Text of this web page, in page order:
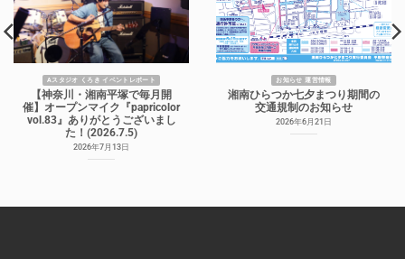
Aスタジオ くろき イベントレポート
【神奈川・湘南平塚で毎月開
催】オープンマイク『papricolor
vol.83』ありがとうございまし
た！(2026.7.5)
2026年7月13日
お知らせ 運営情報
湘南ひらつか七夕まつり期間の
交通規制のお知らせ
2026年6月21日